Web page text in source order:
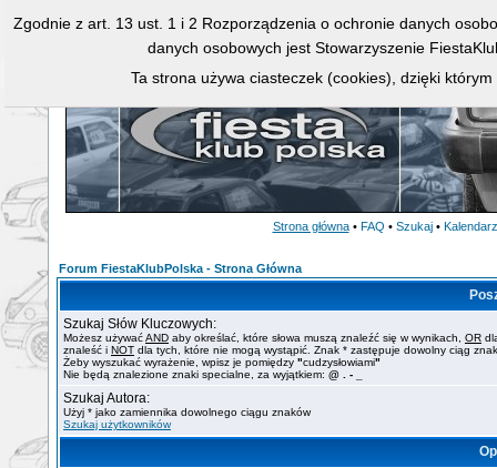
Strona główna • FAQ • Szukaj • Kalendarz
Forum FiestaKlubPolska - Strona Główna
Szukaj Słów Kluczowych:
Możesz używaćAND aby określać, które słowa muszą znaleźć się w wynikach, OR
znaleść i NOT dla tych, które nie mogą wystąpić. Znak * zastępuje dowolny ciąg
Żeby wyszukać wyrażenie, wpisz je pomiędzy "cudzysłowiami"
Nie będą znalezione znaki specialne, za wyjątkiem: @ . - _
Szukaj Autora:
Użyj * jako zamiennika dowolnego ciągu znaków
Szukaj użytkowników
Zgodnie z art. 13 ust. 1 i 2 Rozporządzenia o ochronie danych
danych osobowych jest Stowarzyszenie
Ta strona używa ciasteczek (cookies), dzięki